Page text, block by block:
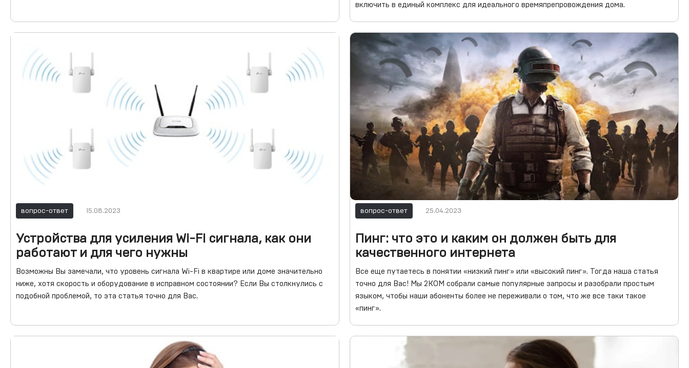
включить в единый комплекс для идеального времяпрепровождения дома.
вопрос-ответ 15.08.2023
Устройства для усиления Wi-Fi сигнала, как они
работают и для чего нужны
Возможны Вы замечали, что уровень сигнала Wi-Fi в квартире или доме значительно
ниже, хотя скорость и оборудование в исправном состоянии? Если Вы столкнулись с
подобной проблемой, то эта статья точно для Вас.
вопрос-ответ 25.04.2023
Пинг: что это и каким он должен быть для
качественного интернета
Все еще путаетесь в понятии «низкий пинг» или «высокий пинг». Тогда наша статья
точно для Вас! Мы 2КОМ собрали самые популярные запросы и разобрали простым
языком, чтобы наши абоненты более не переживали о том, что же все таки такое
«пинг».